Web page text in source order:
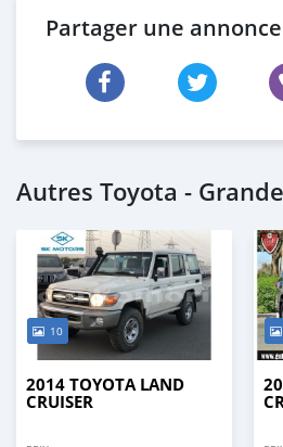
Partager une
Autres Toyota -
10
2014 TOYOTA LAND
CRUISER